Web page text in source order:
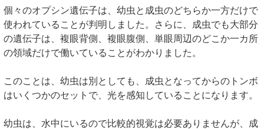
個々のオプシン遺伝子は、幼虫と成虫のどちらか一方だけで
使われていることが判明しました。さらに、成虫でも大部分
の遺伝子は、複眼背側、複眼腹側、単眼周辺のどこか一カ所
の領域だけで働いていることがわかりました。
このことは、幼虫は別としても、成虫となってからのトンボ
はいくつかのセットで、光を感知していることになります。
幼虫は、水中にいるので比較的視覚は必要ありませんが、成